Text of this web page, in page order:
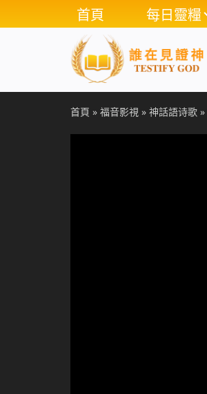
首頁 每日靈糧
首頁 » 福音影視 » 神話語诗歌 »